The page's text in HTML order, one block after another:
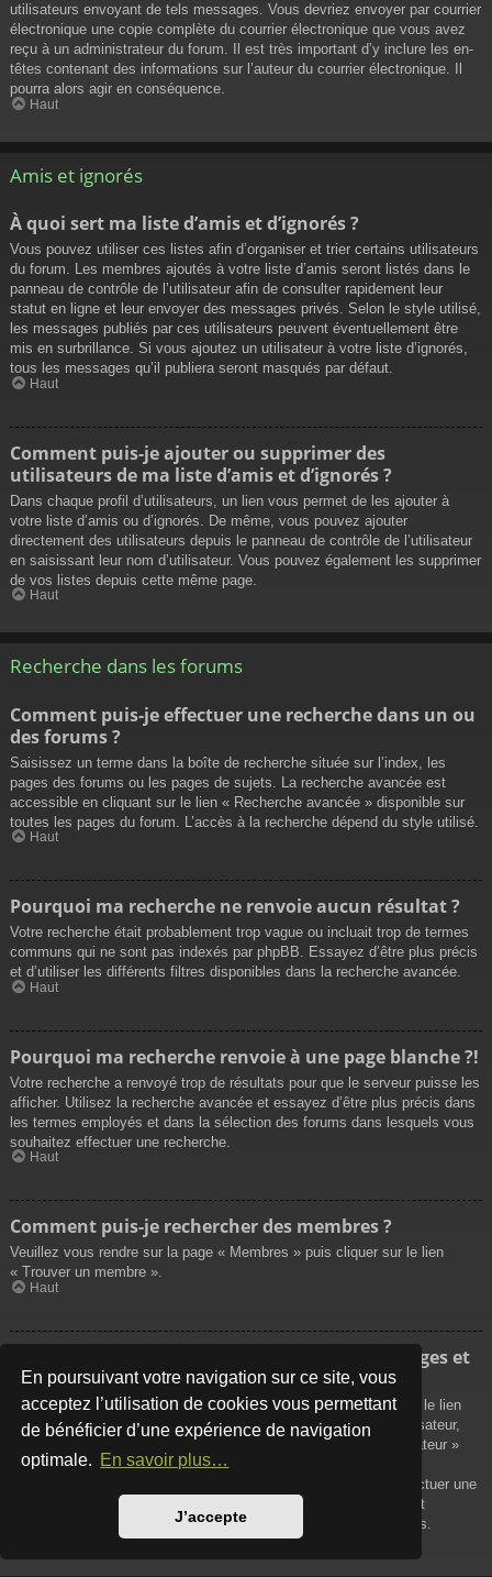
En poursuivant votre navigation sur ce site, vous
acceptez l’utilisation de cookies vous permettant
de bénéficier d’une expérience de navigation
optimale. En savoir plus…
J’accepte
utilisateurs envoyant de tels messages. Vous devriez envoyer par courrier
électronique une copie complète du courrier électronique que vous avez
reçu à un administrateur du forum. Il est très important d’y inclure les en-
têtes contenant des informations sur l’auteur du courrier électronique. Il
pourra alors agir en conséquence.
Haut
Amis et ignorés
À quoi sert ma liste d’amis et d’ignorés ?
Vous pouvez utiliser ces listes afin d’organiser et trier certains utilisateurs
du forum. Les membres ajoutés à votre liste d’amis seront listés dans le
panneau de contrôle de l’utilisateur afin de consulter rapidement leur
statut en ligne et leur envoyer des messages privés. Selon le style utilisé,
les messages publiés par ces utilisateurs peuvent éventuellement être
mis en surbrillance. Si vous ajoutez un utilisateur à votre liste d’ignorés,
tous les messages qu’il publiera seront masqués par défaut.
Haut
Comment puis-je ajouter ou supprimer des
utilisateurs de ma liste d’amis et d’ignorés ?
Dans chaque profil d’utilisateurs, un lien vous permet de les ajouter à
votre liste d’amis ou d’ignorés. De même, vous pouvez ajouter
directement des utilisateurs depuis le panneau de contrôle de l’utilisateur
en saisissant leur nom d’utilisateur. Vous pouvez également les supprimer
de vos listes depuis cette même page.
Haut
Recherche dans les forums
Comment puis-je effectuer une recherche dans un ou
des forums ?
Saisissez un terme dans la boîte de recherche située sur l’index, les
pages des forums ou les pages de sujets. La recherche avancée est
accessible en cliquant sur le lien « Recherche avancée » disponible sur
toutes les pages du forum. L’accès à la recherche dépend du style utilisé.
Haut
Pourquoi ma recherche ne renvoie aucun résultat ?
Votre recherche était probablement trop vague ou incluait trop de termes
communs qui ne sont pas indexés par phpBB. Essayez d’être plus précis
et d’utiliser les différents filtres disponibles dans la recherche avancée.
Haut
Pourquoi ma recherche renvoie à une page blanche ?!
Votre recherche a renvoyé trop de résultats pour que le serveur puisse les
afficher. Utilisez la recherche avancée et essayez d’être plus précis dans
les termes employés et dans la sélection des forums dans lesquels vous
souhaitez effectuer une recherche.
Haut
Comment puis-je rechercher des membres ?
Veuillez vous rendre sur la page « Membres » puis cliquer sur le lien
« Trouver un membre ».
Haut
Comment puis-je retrouver mes propres messages et
sujets ?
Vos propres messages peuvent être affichés soit en cliquant sur le lien
« Afficher vos messages » dans le panneau de contrôle de l’utilisateur,
soit en cliquant sur le lien « Rechercher les messages de l’utilisateur »
sur la page de votre propre profil ou soit en cliquant sur le menu
« Raccourcis » situé sur la partie supérieure du forum. Pour effectuer une
recherche de vos propres sujets, utilisez la recherche avancée et
remplissez convenablement les options qui vous sont disponibles.